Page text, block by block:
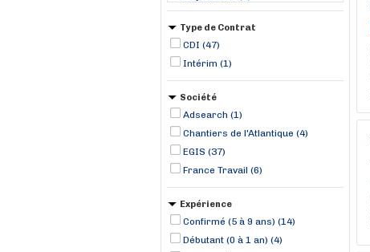
Montreuil (6)
Bordeaux (4)
Saint-Nazaire (4)
Cherbourg (3)
Type de Contrat
CDI (47)
Intérim (1)
Société
Adsearch (1)
Chantiers de l'Atlantique (4)
EGIS (37)
France Travail (6)
Expérience
Confirmé (5 à 9 ans) (14)
Débutant (0 à 1 an) (4)